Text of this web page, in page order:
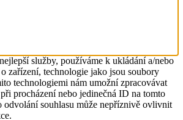
služby, používáme k ukládání a/nebo
zařízení, technologie jako jsou soubory
technologiemi nám umožní zpracovávat
procházení nebo jedinečná ID na tomto
odvolání souhlasu může nepříznivě ovlivnit